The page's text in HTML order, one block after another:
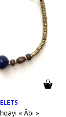
« Âbi »